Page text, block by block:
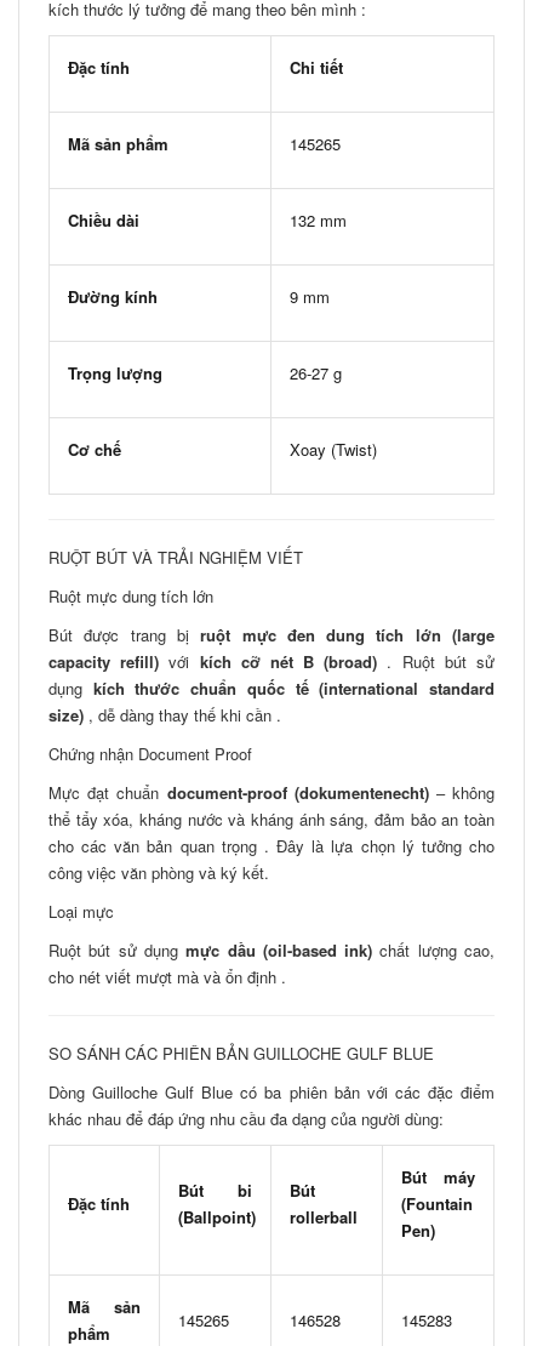
kích thước lý tưởng để mang theo bên mình :
Đặc tính Chi tiết
Mã sản phẩm 145265
Chiều dài 132 mm
Đường kính 9 mm
Trọng lượng 26-27 g
Cơ chế Xoay (Twist)
RUỘT BÚT VÀ TRẢI NGHIỆM VIẾT
Ruột mực dung tích lớn
Bút được trang bịruột mực đen dung tích lớn (large
capacity refill) với kích cỡ nét B (broad) . Ruột bút sử
dụng kích thước chuẩn quốc tế (international standard
size) , dễ dàng thay thế khi cần .
Chứng nhận Document Proof
Mực đạt chuẩn document-proof (dokumentenecht)– không
thể tẩy xóa, kháng nước và kháng ánh sáng, đảm bảo an toàn
cho các văn bản quan trọng . Đây là lựa chọn lý tưởng cho
công việc văn phòng và ký kết.
Loại mực
Ruột bút sử dụngmực dầu (oil-based ink) chất lượng cao,
cho nét viết mượt mà và ổn định .
SO SÁNH CÁC PHIÊN BẢN GUILLOCHE GULF BLUE
Dòng Guilloche Gulf Blue có ba phiên bản với các đặc điểm
khác nhau để đáp ứng nhu cầu đa dạng của người dùng:
Đặc tính
Bút bi
(Ballpoint)
Bút
rollerball
Bút máy
(Fountain
Pen)
Mã sản
phẩm
145265 146528 145283